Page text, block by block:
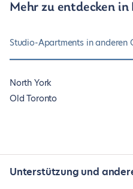
Mehr zu entdecken in
Studio-Apartments in anderen
North York
Old Toronto
Unterstützung und